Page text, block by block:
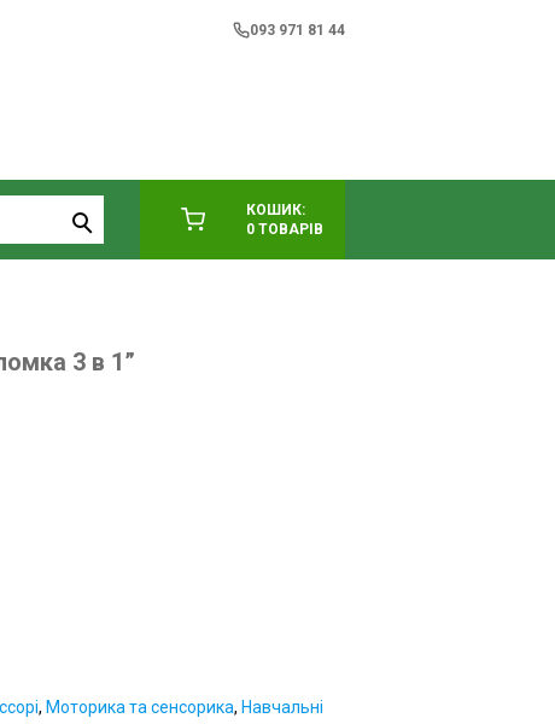
093 971 81 44
КОШИК:
0 ТОВАРІВ
3 в 1”
, Моторика та сенсорика, Навчальні